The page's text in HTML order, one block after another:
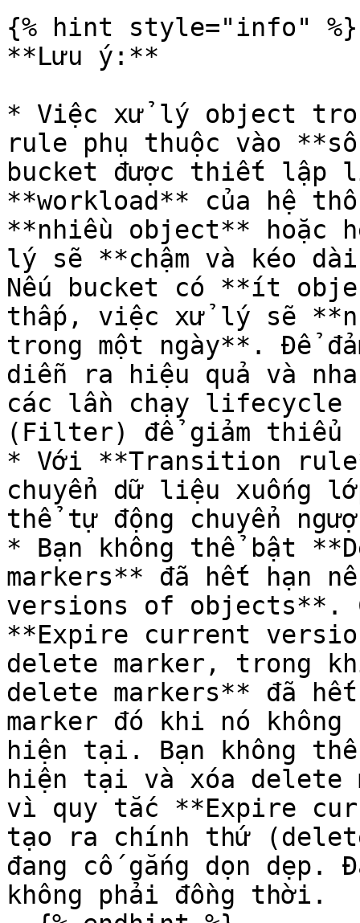
{% hint style="info" %}
**Lưu ý:**
* Việc xử lý object
rule phụ thuộc vào
bucket được thiết lập
**workload** của hệ
**nhiều object** hoặc
lý sẽ **chậm và kéo
Nếu bucket có **ít
thấp, việc xử lý sẽ
trong một ngày**. Để
diễn ra hiệu quả và
các lần chạy lifecycle
(Filter) để giảm thiểu
* Với **Transition
chuyển dữ liệu xuống
thể tự động chuyển
* Bạn không thể bật
markers** đã hết hạn
versions of objects**.
**Expire current
delete marker, trong
delete markers** đã
marker đó khi nó không
hiện tại. Bạn không
hiện tại và xóa delete
vì quy tắc **Expire
tạo ra chính thứ
đang cố gắng dọn
không phải đồng thời.